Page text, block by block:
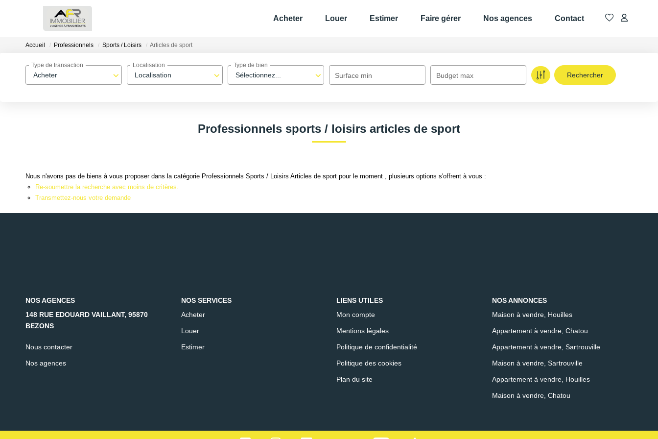
Acheter Louer Estimer Faire gérer Nos agences Contact
Accueil Professionnels Sports / Loisirs Articles de sport
Acheter
Type de transaction
Localisation
Localisation
Sélectionnez...
Type de bien
Surface min Budget max
Professionnels sports / loisirs articles de sport
Nous n'avons pas de biens à vous proposer dans la catégorie Professionnels Sports / Loisirs Articles de sport pour le moment , plusieurs options s'offrent à vous :
Re-soumettre la recherche avec moins de critères.
Transmettez-nous votre demande
NOS AGENCES
148 RUE EDOUARD VAILLANT, 95870
BEZONS
Nous contacter
Nos agences
NOS SERVICES
Acheter
Louer
Estimer
LIENS UTILES
Mon compte
Mentions légales
Politique de confidentialité
Politique des cookies
Plan du site
NOS ANNONCES
Maison à vendre, Houilles
Appartement à vendre, Chatou
Appartement à vendre, Sartrouville
Maison à vendre, Sartrouville
Appartement à vendre, Houilles
Maison à vendre, Chatou